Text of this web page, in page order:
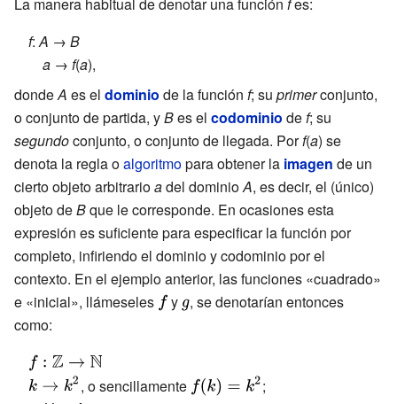
f: A → B
a → f(a),
dondeA es el dominio de la función f; su primerconjunto,
o conjunto de partida, yBes el codominio de f; su
segundoconjunto, o conjunto de llegada. Porf(a) se
denota la regla oalgoritmopara obtener la imagen de un
cierto objeto arbitrarioadel dominioA, es decir, el (único)
objeto deBque le corresponde. En ocasiones esta
expresión es suficiente para especificar la función por
completo, infiriendo el dominio y codominio por el
contexto. En el ejemplo anterior, las funciones «cuadrado»
e «inicial», llámeseles {\displaystyle
y {\displaystyle
, se denotarían entonces
como:
{\displaystyle
f:\mathbb {Z}
{\displaystyle, o sencillamente {\displaystyle;